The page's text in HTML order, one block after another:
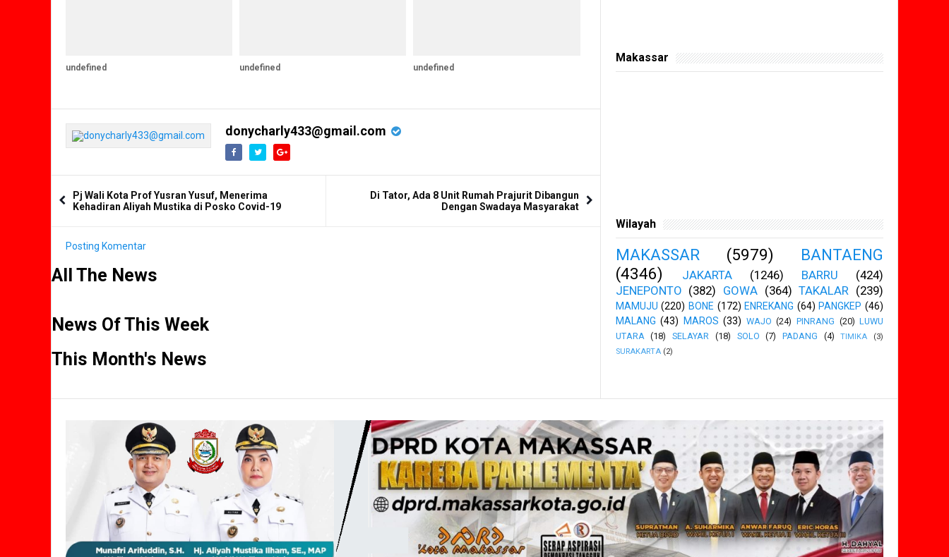
undefined undefined undefined
donycharly433@gmail.com
Pj Wali Kota Prof Yusran Yusuf, Menerima
Kehadiran Aliyah Mustika di Posko Covid-19
Di Tator, Ada 8 Unit Rumah Prajurit Dibangun
Dengan Swadaya Masyarakat
Posting Komentar
All The News
News Of This Week
This Month's News
Makassar
Wilayah
MAKASSAR (5979)
BANTAENG
(4346)
JAKARTA (1246) BARRU
(424)
JENEPONTO (382) GOWA (364) TAKALAR (239)
MAMUJU (220) BONE (172) ENREKANG (64) PANGKEP (46)
MALANG (43) MAROS (33) WAJO (24) PINRANG (20) LUWU
UTARA (18) SELAYAR (18) SOLO (7) PADANG (4) TIMIKA
(3)
SURAKARTA (2)